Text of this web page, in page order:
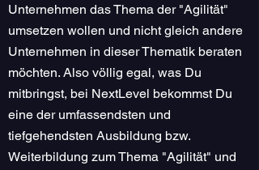
Unternehmen das Thema der "Agilität"
umsetzen wollen und nicht gleich andere
Unternehmen in dieser Thematik beraten
möchten. Also völlig egal, was Du
mitbringst, bei NextLevel bekommst Du
eine der umfassendsten und
tiefgehendsten Ausbildung bzw.
Weiterbildung zum Thema "Agilität" und